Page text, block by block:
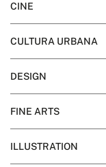
CINE
CULTURA URBANA
DESIGN
FINE ARTS
ILLUSTRATION